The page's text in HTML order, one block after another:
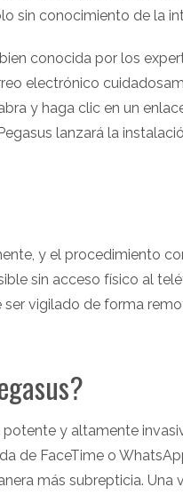
sin conocimiento de la
conocida por los
electrónico
y haga clic en un
lanzará la
y el procedimiento
sin acceso físico al
vigilado de forma
y altamente
de FaceTime o
más subrepticia. Una